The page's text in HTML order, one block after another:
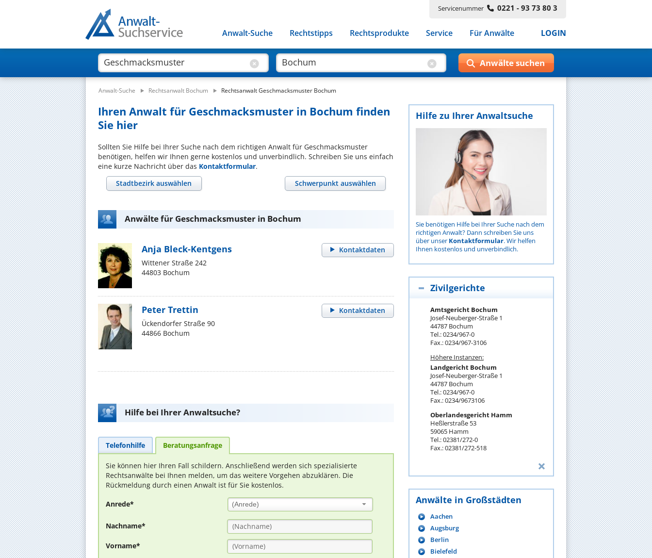
Servicenummer 0221 - 93 73 80 3
Anwalt-Suche Rechtstipps Rechtsprodukte Service Für Anwälte LOGIN
Anwalt-Suche Rechtsanwalt Bochum Rechtsanwalt Geschmacksmuster Bochum
Ihren Anwalt für Geschmacksmuster in Bochum finden
Sie hier
Sollten Sie Hilfe bei Ihrer Suche nach dem richtigen Anwalt für Geschmacksmuster
benötigen, helfen wir Ihnen gerne kostenlos und unverbindlich. Schreiben Sie uns einfach
eine kurze Nachricht über das Kontaktformular.
Stadtbezirk auswählen
Schwerpunkt auswählen
Anwälte für Geschmacksmuster in Bochum
Kontaktdaten
Anja Bleck-Kentgens
Wittener Straße 242
44803 Bochum
Kontaktdaten
Peter Trettin
Ückendorfer Straße 90
44866 Bochum
Hilfe bei Ihrer Anwaltsuche?
Telefonhilfe Beratungsanfrage
Sie können hier Ihren Fall schildern. Anschließend werden sich spezialisierte
Rechtsanwälte bei Ihnen melden, um das weitere Vorgehen abzuklären. Die
Rückmeldung durch einen Anwalt ist für Sie kostenlos.
Anrede* (Anrede)
Nachname*
Vorname*
Hilfe zu Ihrer Anwaltsuche
Sie benötigen Hilfe bei Ihrer Suche nach dem
richtigen Anwalt? Dann schreiben Sie uns
über unser Kontaktformular. Wir helfen
Ihnen kostenlos und unverbindlich.
Zivilgerichte
Amtsgericht Bochum
Josef-Neuberger-Straße 1
44787 Bochum
Tel.: 0234/967-0
Fax.: 0234/967-3106
Höhere Instanzen:
Landgericht Bochum
Josef-Neuberger-Straße 1
44787 Bochum
Tel.: 0234/967-0
Fax.: 0234/9673106
Oberlandesgericht Hamm
Heßlerstraße 53
59065 Hamm
Tel.: 02381/272-0
Fax.: 02381/272-518
Anwälte in Großstädten
Aachen
Augsburg
Berlin
Bielefeld